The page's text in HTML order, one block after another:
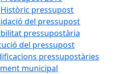
Històric pressupost
del pressupost
pressupostària
del pressupost
pressupostàries
municipal